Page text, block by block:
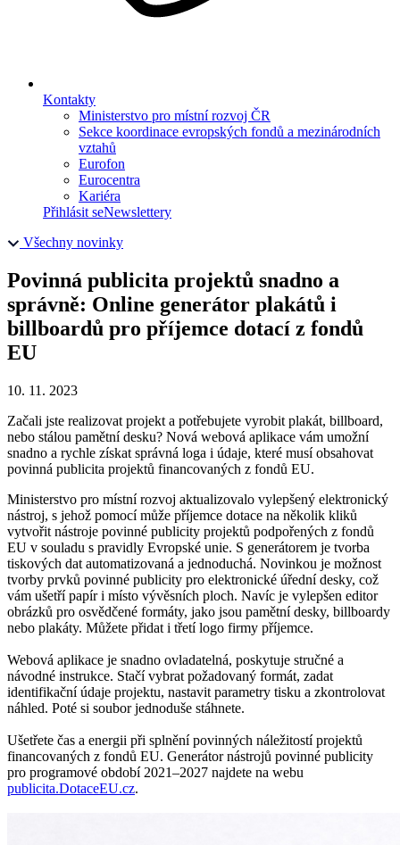
Kontakty
Ministerstvo pro místní rozvoj ČR
Sekce koordinace evropských fondů a mezinárodních
vztahů
Eurofon
Eurocentra
Kariéra
Přihlásit seNewslettery
Všechny novinky
Povinná publicita projektů snadno a
správně: Online generátor plakátů i
billboardů pro příjemce dotací z fondů
EU
10. 11. 2023
Začali jste realizovat projekt a potřebujete vyrobit plakát, billboard,
nebo stálou pamětní desku? Nová webová aplikace vám umožní
snadno a rychle získat správná loga i údaje, které musí obsahovat
povinná publicita projektů financovaných z fondů EU.
Ministerstvo pro místní rozvoj aktualizovalo vylepšený elektronický
nástroj, s jehož pomocí může příjemce dotace na několik kliků
vytvořit nástroje povinné publicity projektů podpořených z fondů
EU v souladu s pravidly Evropské unie. S generátorem je tvorba
tiskových dat automatizovaná a jednoduchá. Novinkou je možnost
tvorby prvků povinné publicity pro elektronické úřední desky, což
vám ušetří papír i místo vývěsních ploch. Navíc je vylepšen editor
obrázků pro osvědčené formáty, jako jsou pamětní desky, billboardy
nebo plakáty. Můžete přidat i třetí logo firmy příjemce.
Webová aplikace je snadno ovladatelná, poskytuje stručné a
návodné instrukce. Stačí vybrat požadovaný formát, zadat
identifikační údaje projektu, nastavit parametry tisku a zkontrolovat
náhled. Poté si soubor jednoduše stáhnete.
Ušetřete čas a energii při splnění povinných náležitostí projektů
financovaných z fondů EU. Generátor nástrojů povinné publicity
pro programové období 2021–2027 najdete na webu
publicita.DotaceEU.cz.